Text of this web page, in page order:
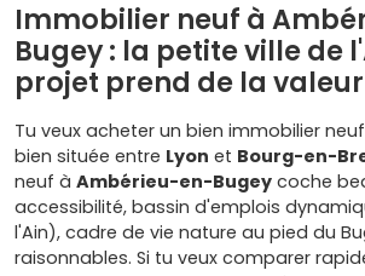
Immobilier neuf à
Bugey : la petite ville de
projet prend de la valeur
Tu veux acheter un bien immobilier
bien située entre Lyon et Bourg-en-
neuf à Ambérieu-en-Bugey coche
accessibilité, bassin d'emplois
l'Ain), cadre de vie nature au pied du
raisonnables. Si tu veux comparer